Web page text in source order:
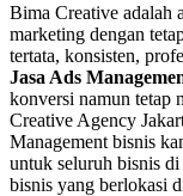
Bima Creative adalah
marketing dengan
tertata, konsisten,
Jasa Ads
konversi namun tetap
Creative Agency
Management bisnis
untuk seluruh bisnis
bisnis yang berlokasi